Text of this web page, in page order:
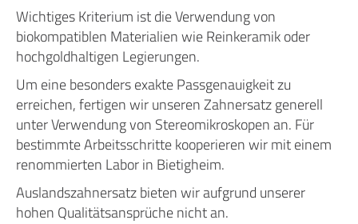
Jobs
Qualität
Praxis
Dentallabor
Kontakt & Anfahrt
Notdienst
Wichtiges Kriterium ist die Verwendung von
biokompatiblen Materialien wie Reinkeramik oder
hochgoldhaltigen Legierungen.
Um eine besonders exakte Passgenauigkeit zu
erreichen, fertigen wir unseren Zahnersatz generell
unter Verwendung von Stereomikroskopen an. Für
bestimmte Arbeitsschritte kooperieren wir mit einem
renommierten Labor in Bietigheim.
Auslandszahnersatz bieten wir aufgrund unserer
hohen Qualitätsansprüche nicht an.